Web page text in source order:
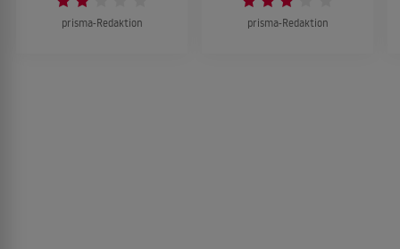
prisma-Redaktion prisma-Redaktion